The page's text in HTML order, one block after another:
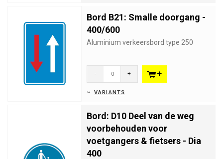
Bord B21: Smalle doorgang -
400/600
Aluminium verkeersbord type 250
- +
VARIANTS
Bord: D10 Deel van de weg
voorbehouden voor
voetgangers & fietsers - Dia
400